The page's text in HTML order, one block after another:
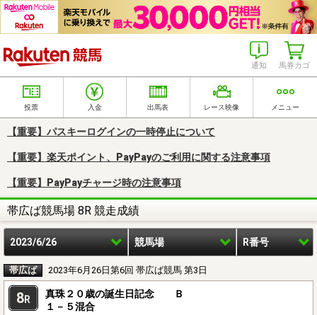
馬券カゴ
通知
投票 入金 出馬表 レース映像 メニュー
【重要】パスキーログインの一時停止について
【重要】楽天ポイント、PayPayのご利用に関する注意事項
【重要】PayPayチャージ時の注意事項
帯広ば競馬場 8R 競走成績
2023/6/26 競馬場 R番号
帯広ば 2023年6月26日第6回 帯広ば競馬 第3日
8R
真珠２０歳の誕生日記念 Ｂ
１－５混合